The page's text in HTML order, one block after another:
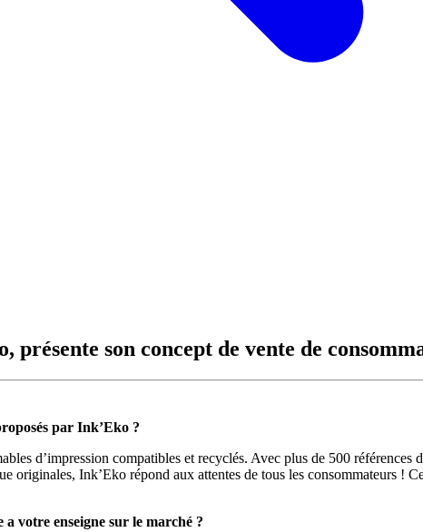
son concept de vente de
par Ink’Eko ?
d’impression compatibles et recyclés. Avec plus de 500 références
originales, Ink’Eko répond aux attentes de tous les consommateurs !
votre enseigne sur le marché ?